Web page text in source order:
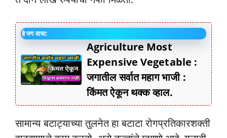
हे पण वाचा:
Agriculture Most
Expensive Vegetable :
जगातील सर्वात महाग भाजी :
किंमत ऐकून थक्क व्हाल.
सामान्य बटाट्याच्या तुलनेत हा बटाटा रोगप्रतिकारशक्ती